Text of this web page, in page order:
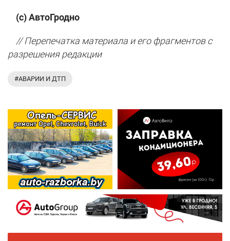
(с) АвтоГродно
// Перепечатка материала и его фрагментов с
разрешения редакции
#АВАРИИ И ДТП